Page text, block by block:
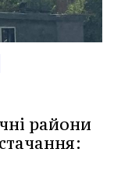
райони